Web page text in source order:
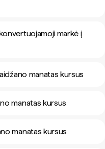
markė į
manatas kursus
manatas kursus
manatas kursus